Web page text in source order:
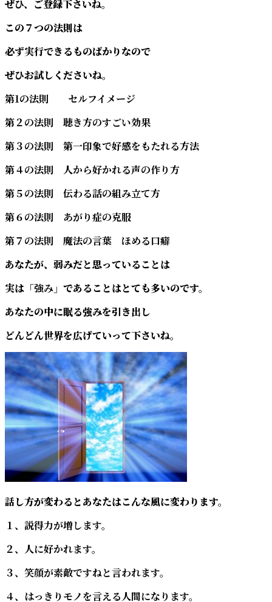
ぜひ、ご登録下さいね。
この７つの法則は
必ず実行できるものばかりなので
ぜひお試しくださいね。
第1の法則 セルフイメージ
第２の法則 聴き方のすごい効果
第３の法則 第一印象で好感をもたれる方法
第４の法則 人から好かれる声の作り方
第５の法則 伝わる話の組み立て方
第６の法則 あがり症の克服
第７の法則 魔法の言葉 ほめる口癖
あなたが、弱みだと思っていることは
実は 「強み」 であることはとても多いのです。
あなたの中に眠る強みを引き出し
どんどん世界を広げていって下さいね。
話し方が変わるとあなたはこんな風に変わります。
１、説得力が増します。
２、人に好かれます。
３、笑顔が素敵ですねと言われます。
４、はっきりモノを言える人間になります。